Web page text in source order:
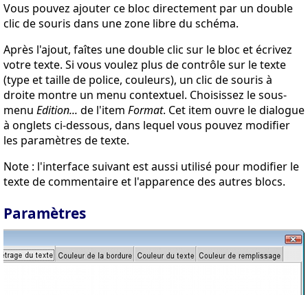
Vous pouvez ajouter ce bloc directement par un double
clic de souris dans une zone libre du schéma.
Après l'ajout, faîtes une double clic sur le bloc et écrivez
votre texte. Si vous voulez plus de contrôle sur le texte
(type et taille de police, couleurs), un clic de souris à
droite montre un menu contextuel. Choisissez le sous-
menu Edition... de l'item Format. Cet item ouvre le dialogue
à onglets ci-dessous, dans lequel vous pouvez modifier
les paramètres de texte.
Note : l'interface suivant est aussi utilisé pour modifier le
texte de commentaire et l'apparence des autres blocs.
Paramètres